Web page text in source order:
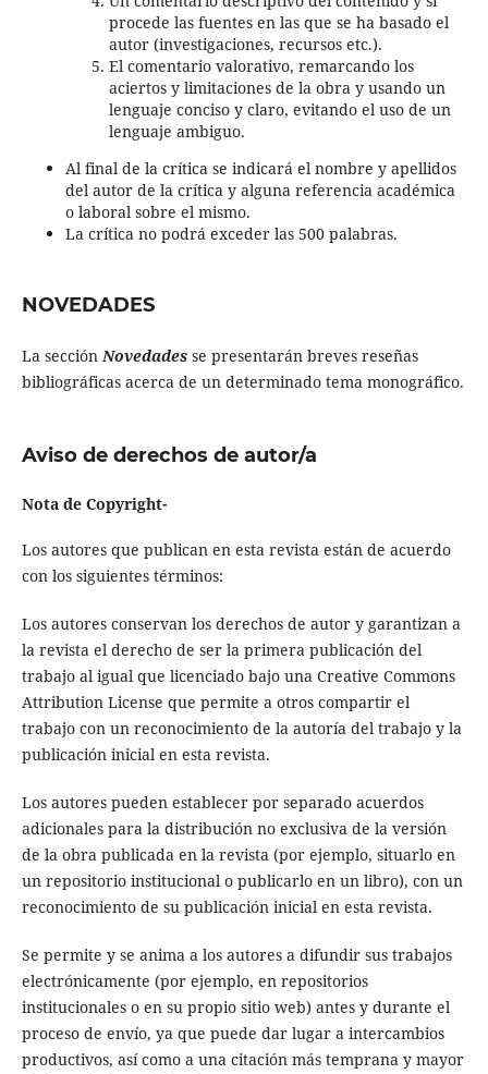
procede las fuentes en las que se ha basado el
autor (investigaciones, recursos etc.).
El comentario valorativo, remarcando los
aciertos y limitaciones de la obra y usando un
lenguaje conciso y claro, evitando el uso de un
lenguaje ambiguo.
Al final de la crítica se indicará el nombre y apellidos
del autor de la crítica y alguna referencia académica
o laboral sobre el mismo.
La crítica no podrá exceder las 500 palabras.
NOVEDADES
La secciónNovedades se presentarán breves reseñas
bibliográficas acerca de un determinado tema monográfico.
Aviso de derechos de autor/a
Nota de Copyright-
Los autores que publican en esta revista están de acuerdo
con los siguientes términos:
Los autores conservan los derechos de autor y garantizan a
la revista el derecho de ser la primera publicación del
trabajo al igual que licenciado bajo una Creative Commons
Attribution License que permite a otros compartir el
trabajo con un reconocimiento de la autoría del trabajo y la
publicación inicial en esta revista.
Los autores pueden establecer por separado acuerdos
adicionales para la distribución no exclusiva de la versión
de la obra publicada en la revista (por ejemplo, situarlo en
un repositorio institucional o publicarlo en un libro), con un
reconocimiento de su publicación inicial en esta revista.
Se permite y se anima a los autores a difundir sus trabajos
electrónicamente (por ejemplo, en repositorios
institucionales o en su propio sitio web) antes y durante el
proceso de envío, ya que puede dar lugar a intercambios
productivos, así como a una citación más temprana y mayor